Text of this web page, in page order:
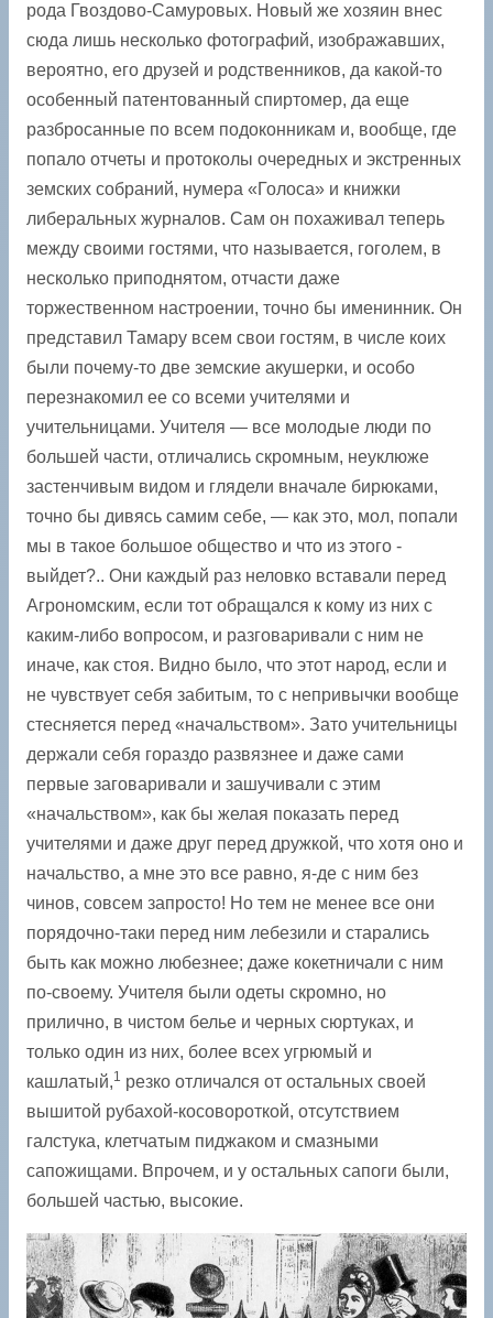
рода Гвоздово-Самуровых. Новый же хозяин внес
сюда лишь несколько фотографий, изображавших,
вероятно, его друзей и родственников, да какой-то
особенный патентованный спиртомер, да еще
разбросанные по всем подоконникам и, вообще, где
попало отчеты и протоколы очередных и экстренных
земских собраний, нумера «Голоса» и книжки
либеральных журналов. Сам он похаживал теперь
между своими гостями, что называется, гоголем, в
несколько приподнятом, отчасти даже
торжественном настроении, точно бы именинник. Он
представил Тамару всем свои гостям, в числе коих
были почему-то две земские акушерки, и особо
перезнакомил ее со всеми учителями и
учительницами. Учителя — все молодые люди по
большей части, отличались скромным, неуклюже
застенчивым видом и глядели вначале бирюками,
точно бы дивясь самим себе, — как это, мол, попали
мы в такое большое общество и что из этого ­
выйдет?.. Они каждый раз неловко вставали перед
Агрономским, если тот обращался к кому из них с
каким-либо вопросом, и разговаривали с ним не
иначе, как стоя. Видно было, что этот народ, если и
не чувствует себя забитым, то с непривычки вообще
стесняется перед «начальством». Зато учительницы
держали себя гораздо развязнее и даже сами
первые заговаривали и зашучивали с этим
«начальством», как бы желая показать перед
учителями и даже друг перед дружкой, что хотя оно и
начальство, а мне это все равно, я-де с ним без
чинов, совсем запросто! Но тем не менее все они
порядочно-таки перед ним лебезили и старались
быть как можно любезнее; даже кокетничали с ним
по-своему. Учителя были одеты скромно, но
прилично, в чистом белье и черных сюртуках, и
только один из них, более всех угрюмый и
кашлатый,1
резко отличался от остальных своей
вышитой рубахой-косовороткой, отсутствием
галстука, клетчатым пиджаком и смазными
сапожищами. Впрочем, и у остальных сапоги были,
большей частью, высокие.